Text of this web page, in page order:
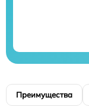
Преимущества